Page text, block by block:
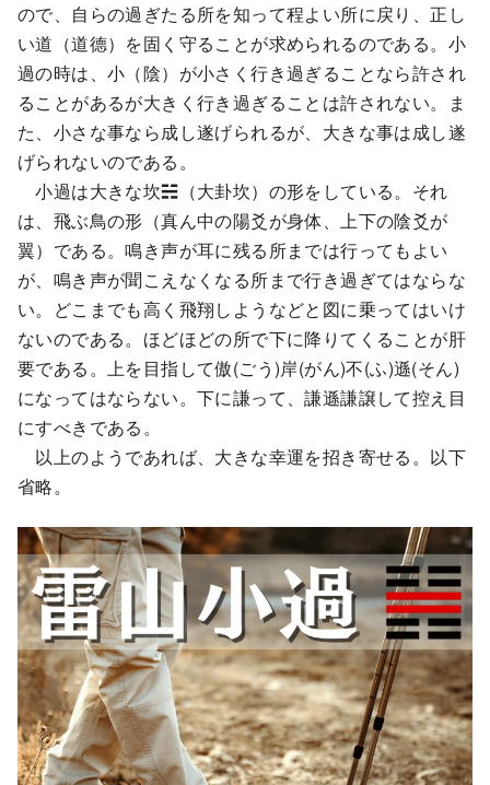
ので、自らの過ぎたる所を知って程よい所に戻り、正し
い道（道德）を固く守ることが求められるのである。小
過の時は、小（陰）が小さく行き過ぎることなら許され
ることがあるが大きく行き過ぎることは許されない。ま
た、小さな事なら成し遂げられるが、大きな事は成し遂
げられないのである。
小過は大きな坎☵（大卦坎）の形をしている。それ
は、飛ぶ鳥の形（真ん中の陽爻が身体、上下の陰爻が
翼）である。鳴き声が耳に残る所までは行ってもよい
が、鳴き声が聞こえなくなる所まで行き過ぎてはならな
い。どこまでも高く飛翔しようなどと図に乗ってはいけ
ないのである。ほどほどの所で下に降りてくることが肝
要である。上を目指して傲(ごう)岸(がん)不(ふ)遜(そん)
になってはならない。下に謙って、謙遜謙譲して控え目
にすべきである。
以上のようであれば、大きな幸運を招き寄せる。以下
省略。